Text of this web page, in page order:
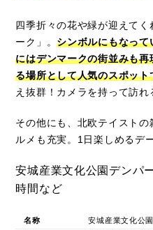
四季折々の花や緑が迎えて
ーク」。シンボルにもなっ
にはデンマークの街並みも
る場所として人気のスポット
え抜群！カメラを持って訪れ
その他にも、北欧テイスト
ルメも充実。1日楽しめるデ
安城産業文化公園デンパ
時間など
名称 安城産業文化公